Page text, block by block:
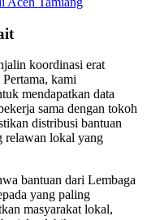
koordinasi erat
kami
mendapatkan data
sama dengan tokoh
distribusi bantuan
relawan lokal yang
bantuan dari Lembaga
yang paling
masyarakat lokal,